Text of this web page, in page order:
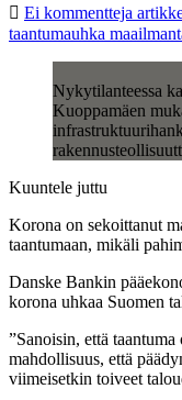
Ei kommentteja
taantumauhka
Nykytilanteessa
Kuoppamäen
Kuuntele juttu
Korona on sekoittanut
taantumaan, mikäli
Danske Bankin
korona uhkaa Suomen
”Sanoisin, että
mahdollisuus, että
viimeisetkin toiveet